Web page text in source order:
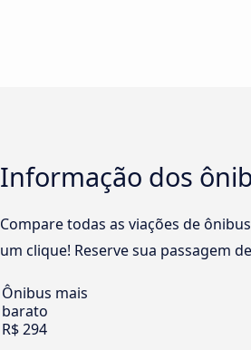
Informação dos
Compare todas as viações de
um clique! Reserve sua passagem
Ônibus mais
barato
R$ 294